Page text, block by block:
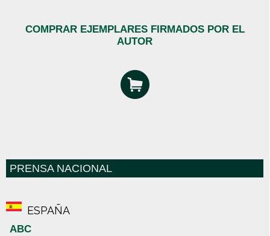
COMPRAR EJEMPLARES FIRMADOS POR EL
AUTOR
PRENSA NACIONAL
ESPAÑA
ABC